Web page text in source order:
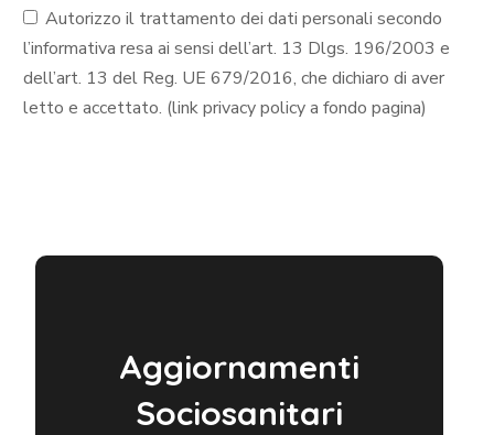
Autorizzo il trattamento dei dati personali secondo
l’informativa resa ai sensi dell’art. 13 Dlgs. 196/2003 e
dell’art. 13 del Reg. UE 679/2016, che dichiaro di aver
letto e accettato. (link privacy policy a fondo pagina)
Aggiornamenti
Sociosanitari